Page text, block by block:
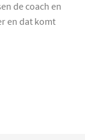
de coach en
en dat komt